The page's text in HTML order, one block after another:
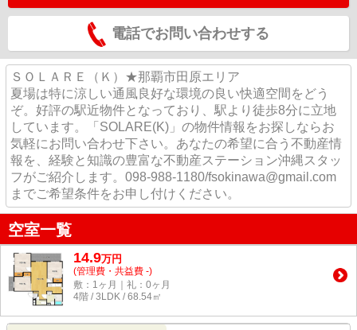
電話でお問い合わせする
ＳＯＬＡＲＥ（Ｋ）★那覇市田原エリア
夏場は特に涼しい通風良好な環境の良い快適空間をどう
ぞ。好評の駅近物件となっており、駅より徒歩8分に立地
しています。「SOLARE(K)」の物件情報をお探しならお
気軽にお問い合わせ下さい。あなたの希望に合う不動産情
報を、経験と知識の豊富な不動産ステーション沖縄スタッ
フがご紹介します。098-988-1180/fsokinawa@gmail.com
までご希望条件をお申し付けください。
空室一覧
14.9万円
(管理費・共益費 -)
敷：1ヶ月｜礼：0ヶ月
4階 / 3LDK / 68.54㎡